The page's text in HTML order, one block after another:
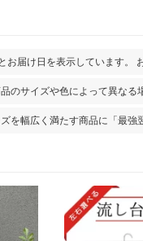
お届け日を表示しています。
のサイズや色によって異なる
を幅広く満たす商品に「最強